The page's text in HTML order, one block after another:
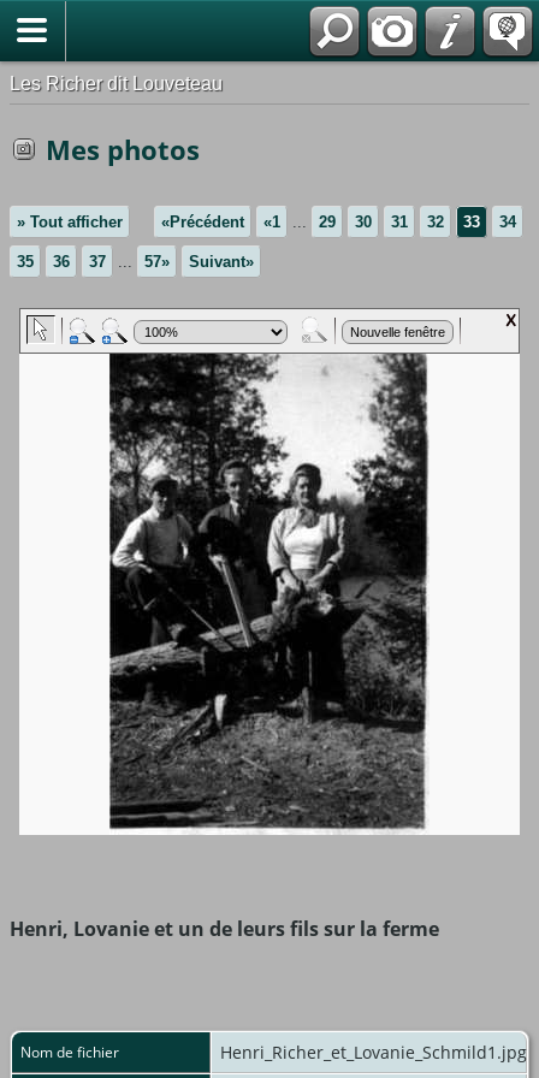
Les Richer dit Louveteau
Mes photos
» Tout afficher «Précédent «1 ... 29 30 31 32 33 34
35 36 37 ... 57» Suivant»
Henri, Lovanie et un de leurs fils sur la ferme
Nom de fichier Henri_Richer_et_Lovanie_Schmild1.jpg